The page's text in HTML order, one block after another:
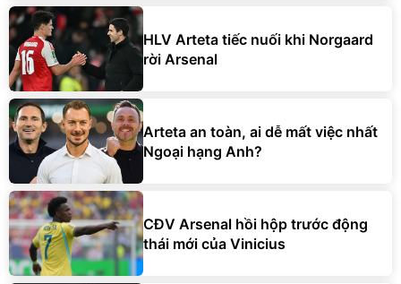
HLV Arteta tiếc nuối khi Norgaard
rời Arsenal
Arteta an toàn, ai dễ mất việc nhất
Ngoại hạng Anh?
CĐV Arsenal hồi hộp trước động
thái mới của Vinicius